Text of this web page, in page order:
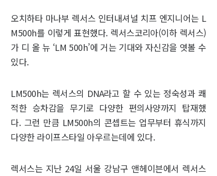
오치하타 마나부 렉서스 인터내셔널 치프 엔지니어는 L
M500h를 이렇게 표현했다. 렉서스코리아(이하 렉서스)
가 디 올 뉴 ‘LM 500h’에 거는 기대와 자신감을 엿볼 수
있다.
LM500h는 렉서스의 DNA라고 할 수 있는 정숙성과 쾌
적한 승차감을 무기로 다양한 편의사양까지 탑재했
다. 그런 만큼 LM500h의 콘셉트는 업무부터 휴식까지
다양한 라이프스타일 아우르는데에 있다.
렉서스는 지난 24일 서울 강남구 앤헤이븐에서 렉서스